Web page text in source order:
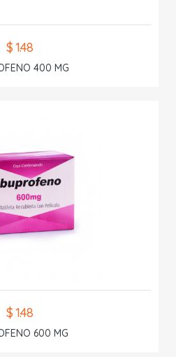
$ 1.48
400 MG
$ 1.48
600 MG